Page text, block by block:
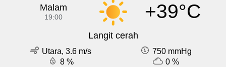
Malam
19:00 +39°C
Langit cerah
Utara, 3.6 m/s
750 mmHg
8 %
0 %